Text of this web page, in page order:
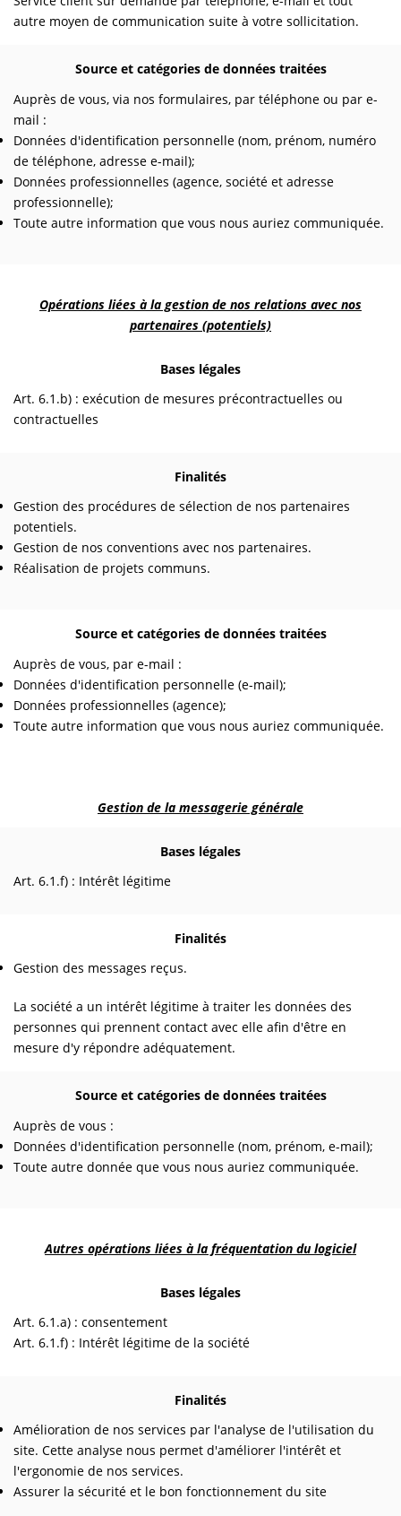
autre moyen de communication suite à votre sollicitation.
Source et catégories de données traitées
Auprès de vous, via nos formulaires, par téléphone ou par e-
mail :
Données d'identification personnelle (nom, prénom, numéro
de téléphone, adresse e-mail);
Données professionnelles (agence, société et adresse
professionnelle);
Toute autre information que vous nous auriez communiquée.
Opérations liées à la gestion de nos relations avec nos
partenaires (potentiels)
Bases légales
Art. 6.1.b) : exécution de mesures précontractuelles ou
contractuelles
Finalités
Gestion des procédures de sélection de nos partenaires
potentiels.
Gestion de nos conventions avec nos partenaires.
Réalisation de projets communs.
Source et catégories de données traitées
Auprès de vous, par e-mail :
Données d'identification personnelle (e-mail);
Données professionnelles (agence);
Toute autre information que vous nous auriez communiquée.
Gestion de la messagerie générale
Bases légales
Art. 6.1.f) : Intérêt légitime
Finalités
Gestion des messages reçus.
La société a un intérêt légitime à traiter les données des
personnes qui prennent contact avec elle afin d'être en
mesure d'y répondre adéquatement.
Source et catégories de données traitées
Auprès de vous :
Données d'identification personnelle (nom, prénom, e-mail);
Toute autre donnée que vous nous auriez communiquée.
Autres opérations liées à la fréquentation du logiciel
Bases légales
Art. 6.1.a) : consentement
Art. 6.1.f) : Intérêt légitime de la société
Finalités
Amélioration de nos services par l'analyse de l'utilisation du
site. Cette analyse nous permet d'améliorer l'intérêt et
l'ergonomie de nos services.
Assurer la sécurité et le bon fonctionnement du site